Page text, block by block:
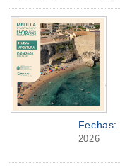
Fechas:
2026